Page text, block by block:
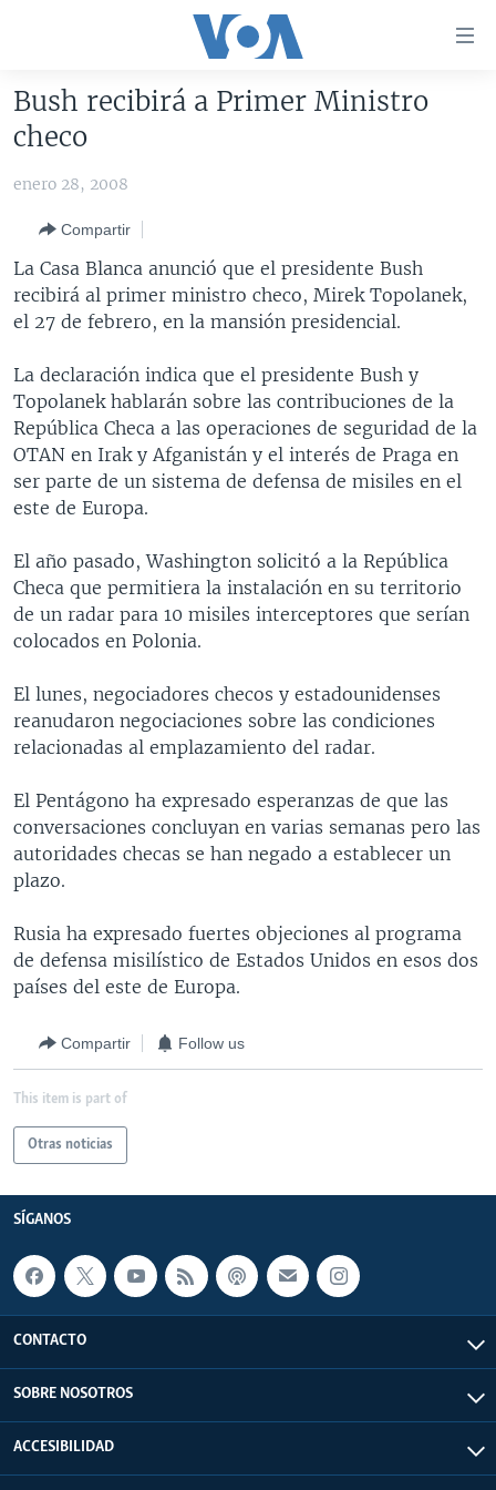
accesibilidad
Salte
al
Salte
navegador
principal
Salte
búsqueda
AMÉRICA DEL NORTE
MÉXICO
HAITÍ
ELECCIONES EEUU
VOTO DIVIDIDO
VOA VERIFICA
VOA VERIFICA UCRANIA/RUSIA
VOA VERIFICA INMIGRACIÓN
VOA VERIFICA AMÉRICA LATINA
AMÉRICA LATINA
ARGENTINA
BOLIVIA
CHILE
PERÚ
ECUADOR
VENEZUELA
BRASIL
CHINA EN AMÉRICA LATINA
CENTROAMÉRICA
EL SALVADOR
GUATEMALA
HONDURAS
NICARAGUA
INMIGRACIÓN
LIBERTAD DE PRENSA
MUNDO
ECONOMÍA
ENTRETENIMIENTO Y CULTURA
TECNOLOGÍA
DEPORTES
ESPECIALES DE LA VOA
LIBERTAD DE PRENSA
UCRANIA
MULTIMEDIA
VIDEOS
FOTOGRAFÍA
AUDIOS
PROGRAMAS TV
EL MUNDO AL DÍA
FORO INTERAMERICANO
LAS CLAVES
PANORAMA
RADIO
AVANCE INFORMATIVO
BUENOS DÍAS AMÉRICA
ESTADOS UNIDOS AL DÍA
EL MUNDO AL DÍA [RADIO]
FORO [RADIO]
DEPORTIVO INTERNACIONAL
ENTRETENIMIENTO
DIRECT
SÍGANOS
Bush recibirá a Primer Ministro
checo
enero 28, 2008
Compartir
La Casa Blanca anunció que el presidente Bush
recibirá al primer ministro checo, Mirek Topolanek,
el 27 de febrero, en la mansión presidencial.
La declaración indica que el presidente Bush y
Topolanek hablarán sobre las contribuciones de la
República Checa a las operaciones de seguridad de la
OTAN en Irak y Afganistán y el interés de Praga en
ser parte de un sistema de defensa de misiles en el
este de Europa.
El año pasado, Washington solicitó a la República
Checa que permitiera la instalación en su territorio
de un radar para 10 misiles interceptores que serían
colocados en Polonia.
El lunes, negociadores checos y estadounidenses
reanudaron negociaciones sobre las condiciones
relacionadas al emplazamiento del radar.
El Pentágono ha expresado esperanzas de que las
conversaciones concluyan en varias semanas pero las
autoridades checas se han negado a establecer un
plazo.
Rusia ha expresado fuertes objeciones al programa
de defensa misilístico de Estados Unidos en esos dos
países del este de Europa.
Compartir Follow us
This item is part of
Otras noticias
SÍGANOS
CONTACTO
SOBRE NOSOTROS
ACCESIBILIDAD